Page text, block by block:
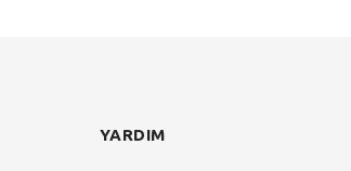
YARDIM